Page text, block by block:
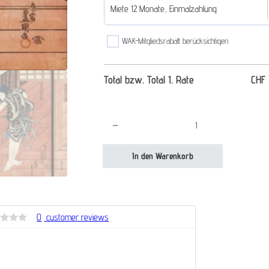
Miete 12 Monate, Einmalzahlung
WAK-Mitgliedsrabatt berücksichtigen
Total bzw. Total 1. Rate CHF
Der Raubüberfall - Triptychon von Utagawa
In den Warenkorb
0 customer reviews